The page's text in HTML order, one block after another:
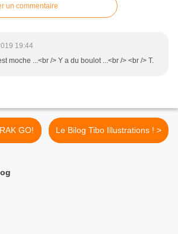
un commentaire
19:44
moche ...<br /> Y a du boulot ...<br /> <br /> T.
GO! Le Bilog Tibo Illustrations ! >